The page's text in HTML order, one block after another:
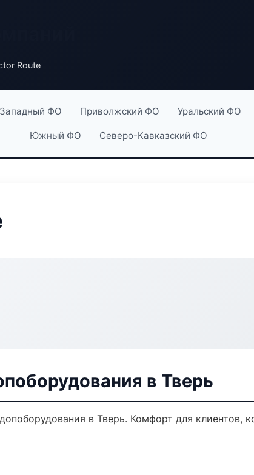
Route
ФО Приволжский ФО Уральский ФО
Южный ФО Северо-Кавказский ФО
в Тверь
в Тверь. Комфорт для клиентов,